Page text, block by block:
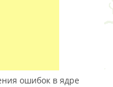
ошибок в ядре